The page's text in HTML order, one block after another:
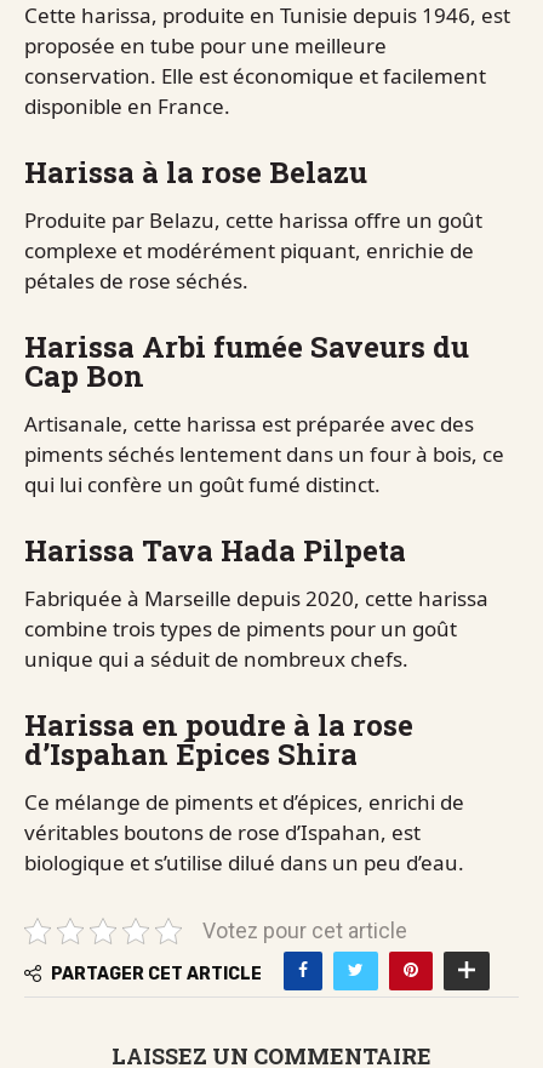
Cette harissa, produite en Tunisie depuis 1946, est
proposée en tube pour une meilleure
conservation. Elle est économique et facilement
disponible en France.
Harissa à la rose Belazu
Produite par Belazu, cette harissa offre un goût
complexe et modérément piquant, enrichie de
pétales de rose séchés.
Harissa Arbi fumée Saveurs du
Cap Bon
Artisanale, cette harissa est préparée avec des
piments séchés lentement dans un four à bois, ce
qui lui confère un goût fumé distinct.
Harissa Tava Hada Pilpeta
Fabriquée à Marseille depuis 2020, cette harissa
combine trois types de piments pour un goût
unique qui a séduit de nombreux chefs.
Harissa en poudre à la rose
d’Ispahan Épices Shira
Ce mélange de piments et d’épices, enrichi de
véritables boutons de rose d’Ispahan, est
biologique et s’utilise dilué dans un peu d’eau.
Votez pour cet article
PARTAGER CET ARTICLE
LAISSEZ UN COMMENTAIRE